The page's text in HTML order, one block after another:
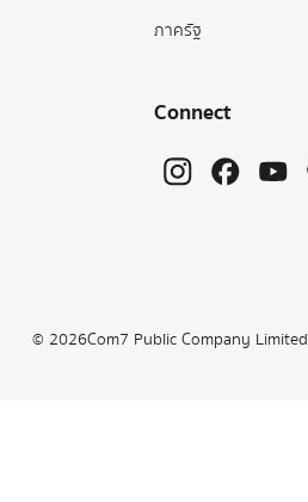
ภาครัฐ
Connect
© 2026Com7 Public Company Limited